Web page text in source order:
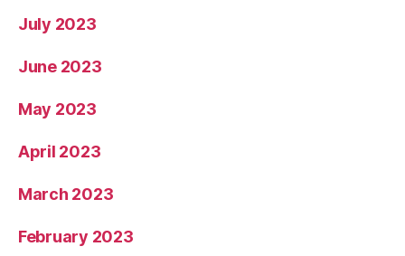
July 2023
June 2023
May 2023
April 2023
March 2023
February 2023